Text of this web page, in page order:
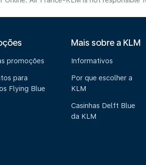
promoções
para
Flying Blue
Mais sobre a KLM
Informativos
Por que escolher a
KLM
Casinhas Delft Blue
da KLM